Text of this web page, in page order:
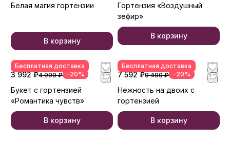
Белая магия гортензии
В корзину
Гортензия «Воздушный
зефир»
В корзину
Бесплатная доставка
3 992 ₽4 990 ₽ -20%
Букет с гортензией
«Романтика чувств»
В корзину
Бесплатная доставка
7 592 ₽9 490 ₽ -20%
Нежность на двоих с
гортензией
В корзину